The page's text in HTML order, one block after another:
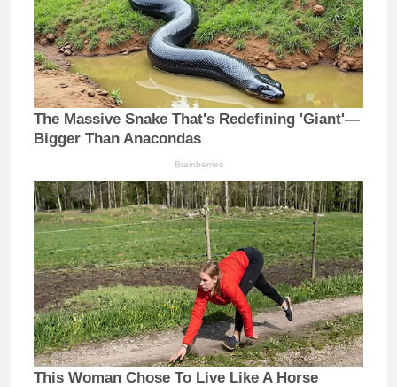
The Massive Snake That's Redefining 'Giant'—
Bigger Than Anacondas
Brainberries
This Woman Chose To Live Like A Horse